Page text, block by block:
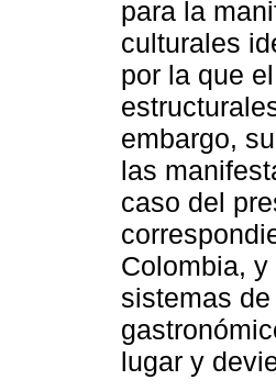
para la
culturales
por la que
embargo,
las
caso del
Colombia,
sistemas
lugar y